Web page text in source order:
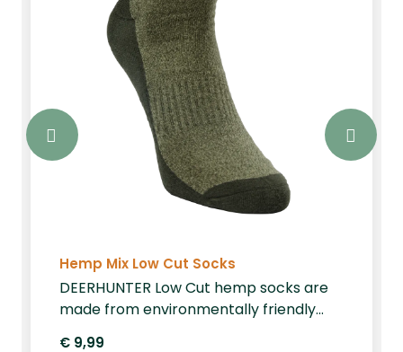
Hemp Mix Low Cut Socks
DEERHUNTER Low Cut hemp socks are
made from environmentally friendly
€ 9,99